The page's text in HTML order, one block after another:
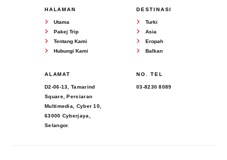
HALAMAN
Utama
Pakej Trip
Tentang Kami
Hubungi Kami
DESTINASI
Turki
Asia
Eropah
Balkan
ALAMAT
D2-06-13, Tamarind
Square, Persiaran
Multimedia, Cyber 10,
63000 Cyberjaya,
Selangor.
NO. TEL
03-8230 8089